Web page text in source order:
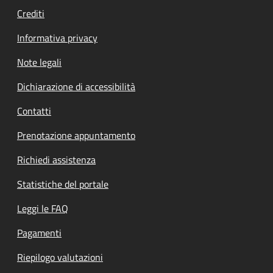
Crediti
Informativa privacy
Note legali
Dichiarazione di accessibilità
Contatti
Prenotazione appuntamento
Richiedi assistenza
Statistiche del portale
Leggi le FAQ
Pagamenti
Riepilogo valutazioni